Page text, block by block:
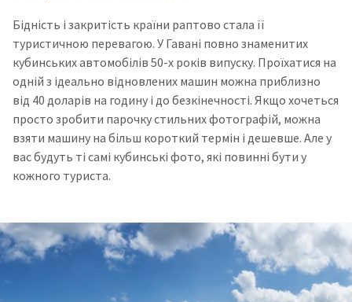
Бідність і закритість країни раптово стала її
туристичною перевагою. У Гавані повно знаменитих
кубинських автомобілів 50-х років випуску. Проїхатися на
одній з ідеально відновлених машин можна приблизно
від 40 доларів на годину і до безкінечності. Якщо хочеться
просто зробити парочку стильних фотографій, можна
взяти машину на більш короткий термін і дешевше. Але у
вас будуть ті самі кубинські фото, які повинні бути у
кожного туриста.